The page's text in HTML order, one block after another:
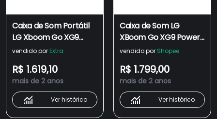
Caixa de Som Portátil
LG Xboom Go XG9
com Bluetooth,
Horas Bateria, IP67 -
80W + 40W RMS
vendido por Extra
R$ 1.619,10
mais de 2 anos
Ver histórico
Caixa de Som LG
XBoom Go XG9 Power
Portátil Bluetooth 80W
IP67 Iluminação de
Palco Sound Boost
XG9QBK
vendido por Shopee
R$ 1.799,00
mais de 2 anos
Ver histórico